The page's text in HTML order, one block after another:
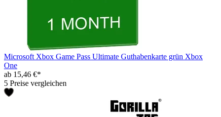
Microsoft Xbox Game Pass Ultimate Guthabenkarte grün Xbox
One
ab 15,46 €*
5 Preise vergleichen